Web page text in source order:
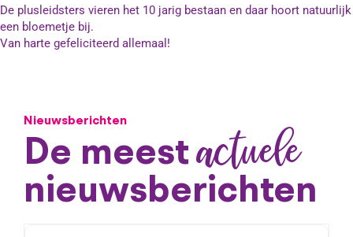
De plusleidsters vieren het 10 jarig bestaan en daar hoort natuurlijk
een bloemetje bij.
Van harte gefeliciteerd allemaal!
Nieuwsberichten
De meestactuele
nieuwsberichten